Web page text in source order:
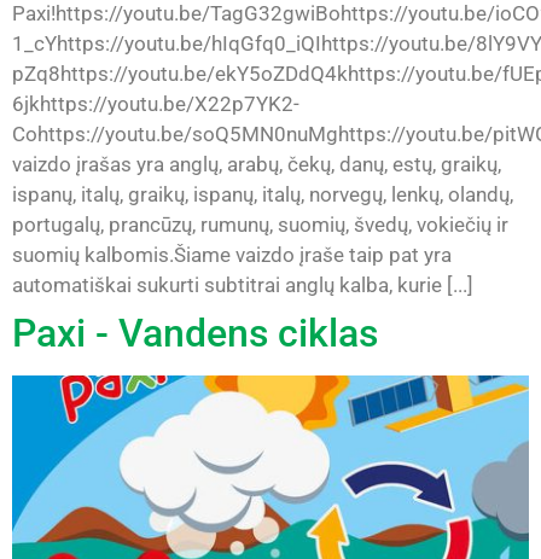
Paxi!https://youtu.be/TagG32gwiBohttps://youtu.be/
1_cYhttps://youtu.be/hIqGfq0_iQIhttps://youtu.be/
pZq8https://youtu.be/ekY5oZDdQ4khttps://youtu.be/
6jkhttps://youtu.be/X22p7YK2-
Cohttps://youtu.be/soQ5MN0nuMghttps://youtu.be/
vaizdo įrašas yra anglų, arabų, čekų, danų, estų, graikų,
ispanų, italų, graikų, ispanų, italų, norvegų, lenkų, olandų,
portugalų, prancūzų, rumunų, suomių, švedų, vokiečių ir
suomių kalbomis.Šiame vaizdo įraše taip pat yra
automatiškai sukurti subtitrai anglų kalba, kurie [...]
Paxi - Vandens ciklas